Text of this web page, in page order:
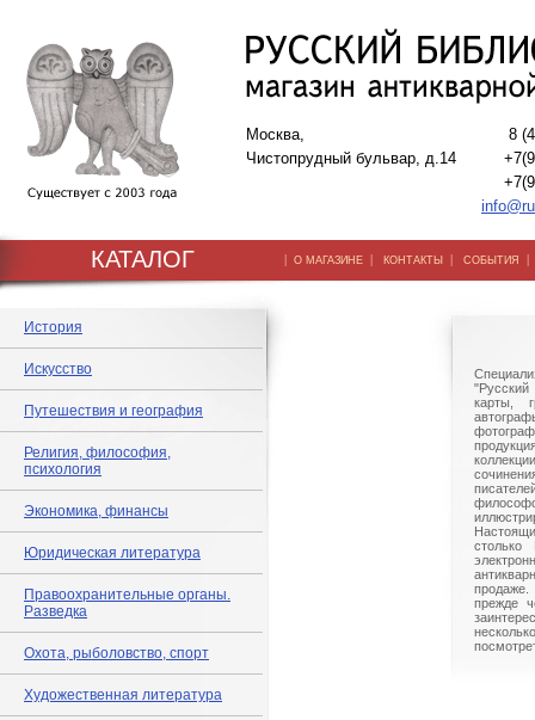
Москва,
Чистопрудный бульвар, д.14
8
КАТАЛОГ | О МАГАЗИНЕ | КОНТАКТЫ | СОБЫТИЯ
История
Искусство
Путешествия и география
Религия, философия,
психология
Экономика, финансы
Юридическая литература
Правоохранительные органы.
Разведка
Охота, рыболовство, спорт
Художественная литература
"Русский
карты,
столько
прежде